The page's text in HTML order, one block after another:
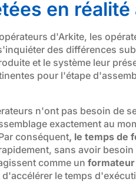
en réalité
d'Arkite, les
des différences
et le système leur
pour l'étape
n'ont pas besoin de
exactement au
conséquent, le temps de
sans avoir
comme un
le temps